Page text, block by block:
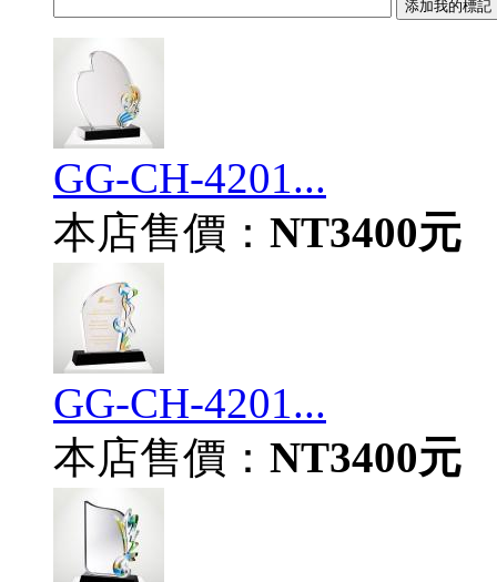
GG-CH-4201...
本店售價： NT3400元
GG-CH-4201...
本店售價： NT3400元